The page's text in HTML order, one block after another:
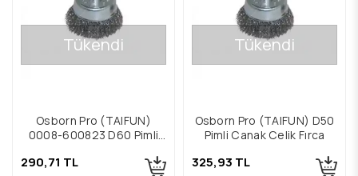
Tükendi
Osborn Pro (TAIFUN)
0008-600823 D60 Pimli
290,71 TL
Tükendi
Osborn Pro (TAIFUN) D50
Pimli Çanak Çelik Fırça
325,93 TL